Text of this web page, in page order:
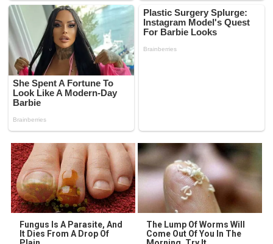
Fungus Is A Parasite, And
It Dies From A Drop Of
The Lump Of Worms Will
Come Out Of You In The